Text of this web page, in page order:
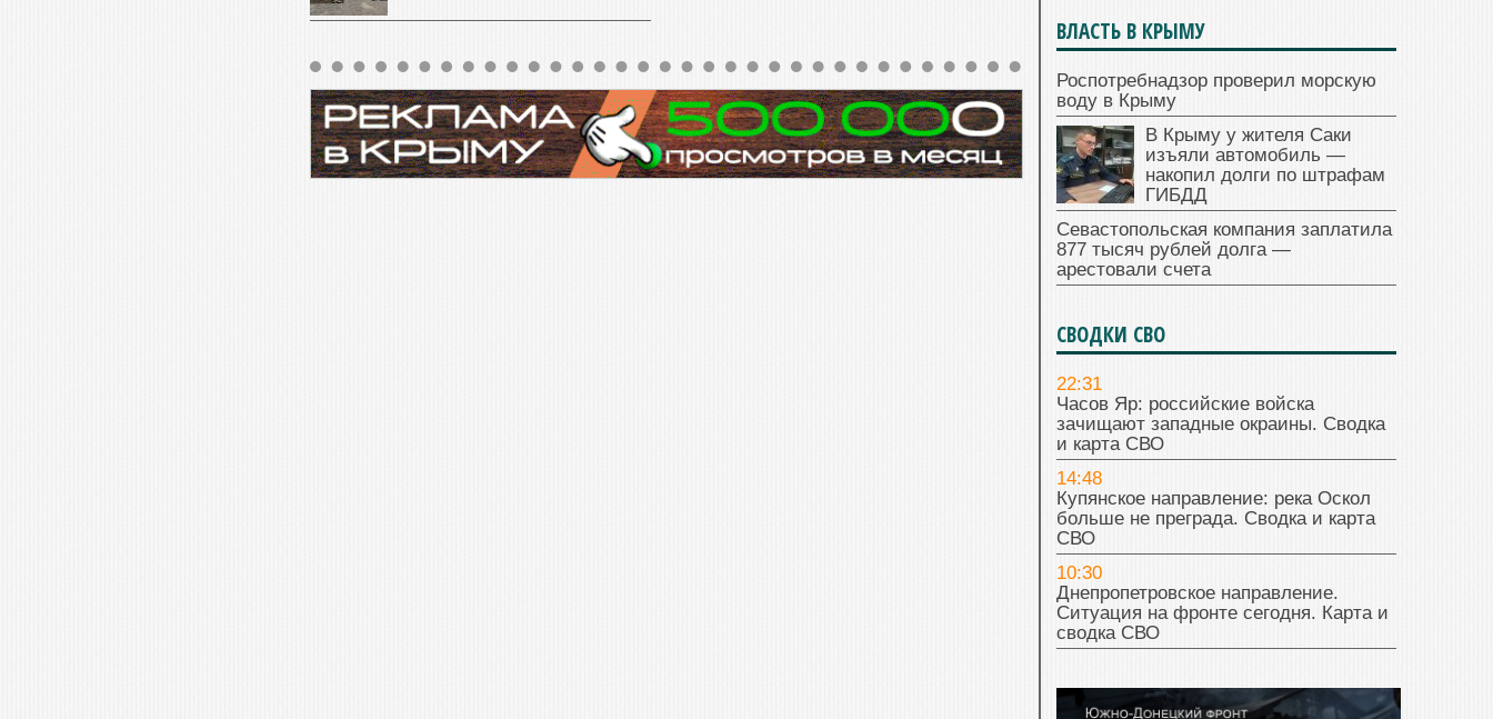
ВЛАСТЬ В КРЫМУ
Роспотребнадзор проверил морскую
воду в Крыму
В Крыму у жителя Саки
изъяли автомобиль —
накопил долги по штрафам
ГИБДД
Севастопольская компания заплатила
877 тысяч рублей долга —
арестовали счета
СВОДКИ СВО
22:31
Часов Яр: российские войска
зачищают западные окраины. Сводка
и карта СВО
14:48
Купянское направление: река Оскол
больше не преграда. Сводка и карта
СВО
10:30
Днепропетровское направление.
Ситуация на фронте сегодня. Карта и
сводка СВО